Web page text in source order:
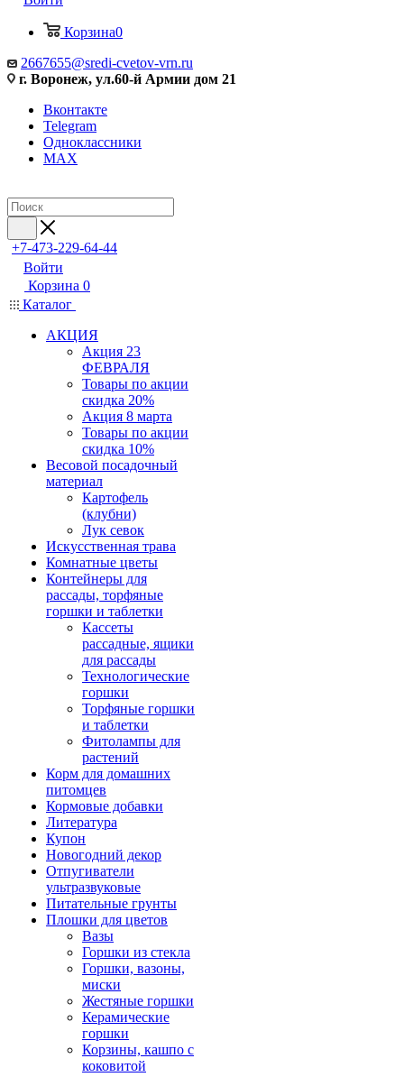
Корзина0
2667655@sredi-cvetov-vrn.ru
г. Воронеж, ул.60-й Армии дом 21
Вконтакте
Telegram
Одноклассники
MAX
+7-473-229-64-44
Войти
Корзина 0
Каталог
АКЦИЯ
Акция 23
ФЕВРАЛЯ
Товары по акции
скидка 20%
Акция 8 марта
Товары по акции
скидка 10%
Весовой посадочный
материал
Картофель
(клубни)
Лук севок
Искусственная трава
Комнатные цветы
Контейнеры для
рассады, торфяные
горшки и таблетки
Кассеты
рассадные, ящики
для рассады
Технологические
горшки
Торфяные горшки
и таблетки
Фитолампы для
растений
Корм для домашних
питомцев
Кормовые добавки
Литература
Купон
Новогодний декор
Отпугиватели
ультразвуковые
Питательные грунты
Плошки для цветов
Вазы
Горшки из стекла
Горшки, вазоны,
миски
Жестяные горшки
Керамические
горшки
Корзины, кашпо с
коковитой